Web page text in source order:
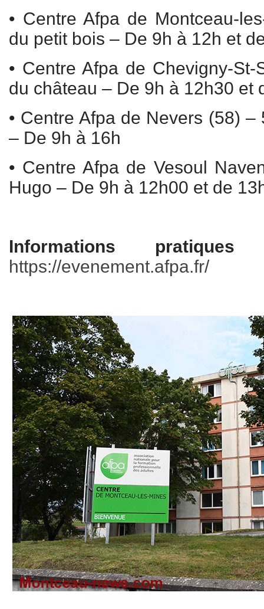
• Centre Afpa de Montceau-
du petit bois – De 9h à 12h et
• Centre Afpa de Chevigny-
du château – De 9h à 12h30 et
• Centre Afpa de Nevers (58)
– De 9h à 16h
• Centre Afpa de Vesoul
Hugo – De 9h à 12h00 et de
Informations
https://evenement.afpa.fr/